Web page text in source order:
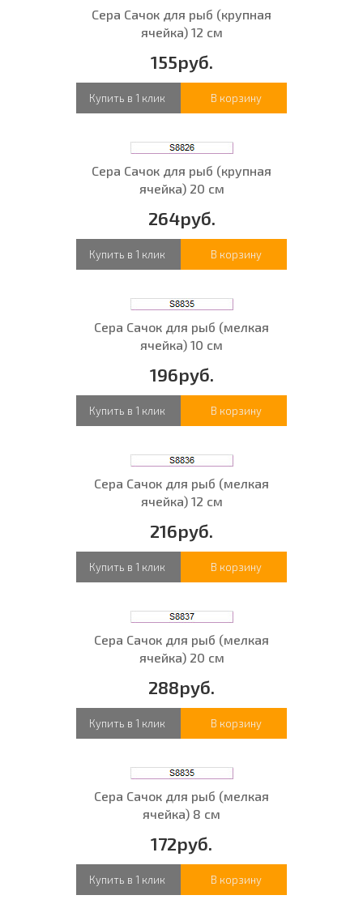
Сера Сачок для рыб (крупная
ячейка) 12 см
155руб.
Купить в 1 клик В корзину
Сера Сачок для рыб (крупная
ячейка) 20 см
264руб.
Купить в 1 клик В корзину
Сера Сачок для рыб (мелкая
ячейка) 10 см
196руб.
Купить в 1 клик В корзину
Сера Сачок для рыб (мелкая
ячейка) 12 см
216руб.
Купить в 1 клик В корзину
Сера Сачок для рыб (мелкая
ячейка) 20 см
288руб.
Купить в 1 клик В корзину
Сера Сачок для рыб (мелкая
ячейка) 8 см
172руб.
Купить в 1 клик В корзину